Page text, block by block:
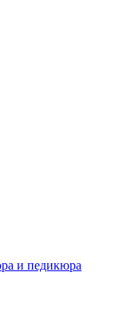
и педикюра